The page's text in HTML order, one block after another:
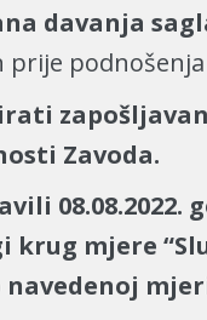
davanja
podnošenja
Zavoda.
krug mjere “